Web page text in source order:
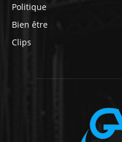
Politique
Bien être
Clips